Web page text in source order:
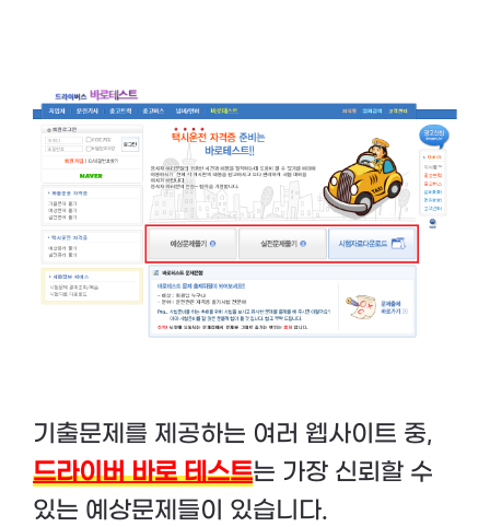
기출문제를 제공하는 여러 웹사이트 중,
드라이버 바로 테스트는 가장 신뢰할 수
있는 예상문제들이 있습니다.